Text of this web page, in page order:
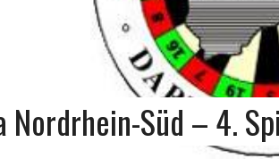
Nordrhein-Süd – 4.